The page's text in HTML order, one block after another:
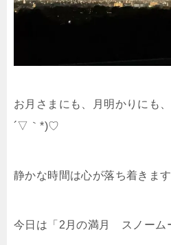
お月さまにも、月明かりにも
´▽｀*)♡
静かな時間は心が落ち着きます
今日は「2月の満月 スノーム